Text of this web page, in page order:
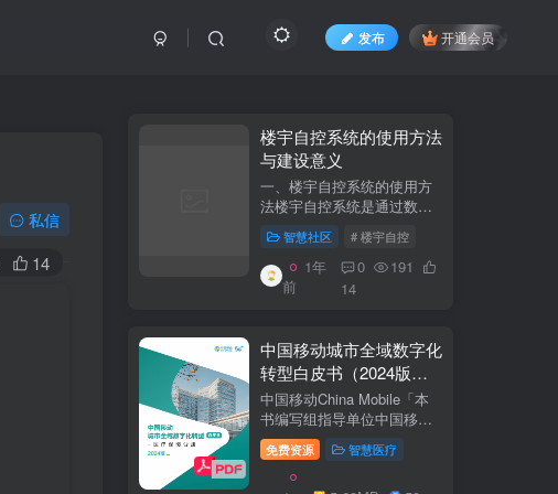
发布 开通会员
私信
14
​​楼宇自控系统的使用方法
与建设意义​
一、楼宇自控系统的使用方
法​​楼宇自控系统是通过数字
化、自动化技术对建筑内机
电设备（如暖通空调、照
明、电梯、给排水等）进行
集中监控、管理和优化运行
智慧社区 # 楼宇自控
1年
前
0
191
14
中国移动城市全域数字化
转型白皮书（2024版）-
医疗保障分册
中国移动China Mobile「本
书编写组指导单位中国移动
集团公司政企事业部编写单
位中移系统集成有限公司主
编李双佶、丁静、杨勇、赵
免费资源 智慧医疗